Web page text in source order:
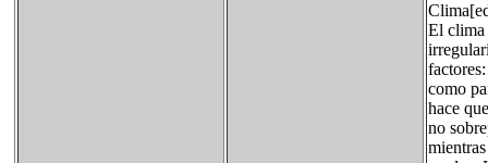
El clima
como
hace
no